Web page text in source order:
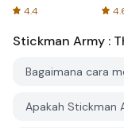
4.4
Stickman Army :